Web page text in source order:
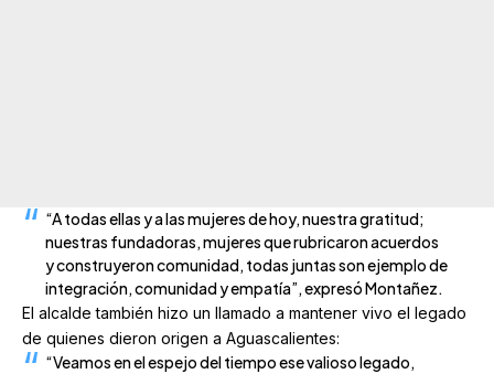
“A todas ellas y a las mujeres de hoy, nuestra gratitud;
nuestras fundadoras, mujeres que rubricaron acuerdos
y construyeron comunidad, todas juntas son ejemplo de
integración, comunidad y empatía”, expresó Montañez.
El alcalde también hizo un llamado a mantener vivo el legado
de quienes dieron origen a Aguascalientes:
“Veamos en el espejo del tiempo ese valioso legado,